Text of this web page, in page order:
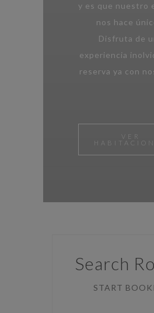
y es que nuestro
nos hace
Disfruta de
experiencia
reserva ya con
VER
Search
START